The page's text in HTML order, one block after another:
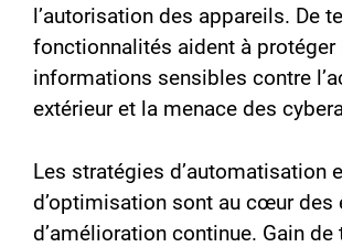
l’autorisation des appareils. De
fonctionnalités aident à protéger
informations sensibles contre
extérieur et la menace des
Les stratégies d’automatisation
d’optimisation sont au cœur des
d’amélioration continue. Gain